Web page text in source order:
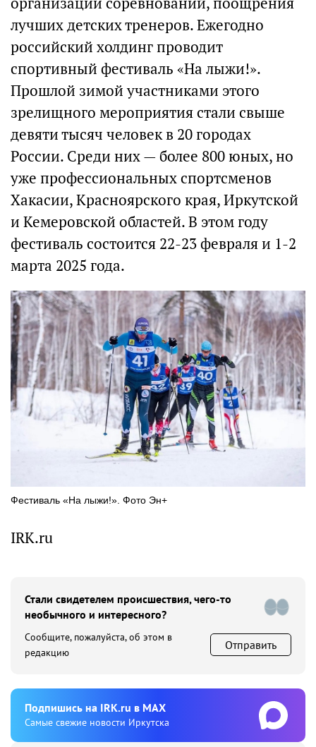
лучших детских тренеров. Ежегодно
российский холдинг проводит
спортивный фестиваль «На лыжи!».
Прошлой зимой участниками этого
зрелищного мероприятия стали свыше
девяти тысяч человек в 20 городах
России. Среди них — более 800 юных, но
уже профессиональных спортсменов
Хакасии, Красноярского края, Иркутской
и Кемеровской областей. В этом году
фестиваль состоится 22-23 февраля и 1-2
марта 2025 года.
Фестиваль «На лыжи!». Фото Эн+
IRK.ru
Стали свидетелем происшествия, чего-то
необычного и интересного?
Сообщите, пожалуйста, об этом в
редакцию
Отправить
Подпишиcь на IRK.ru в MAX
Cамые свежие новости Иркутска